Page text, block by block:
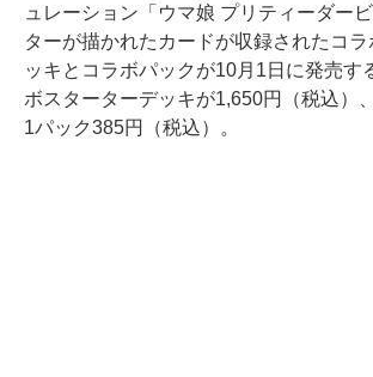
ュレーション「ウマ娘 プリティーダー
ターが描かれたカードが収録されたコ
ッキとコラボパックが10月1日に発売す
ボスターターデッキが1,650円（税込）
1パック385円（税込）。